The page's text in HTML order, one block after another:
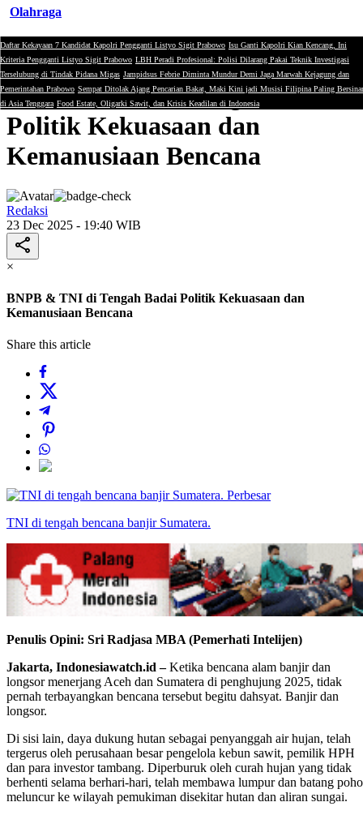
Olahraga
Daftar Kekayaan 7 Kandidat Kapolri Pengganti Listyo Sigit Prabowo Isu Ganti Kapolri Kian Kencang, Ini
Kriteria Pengganti Listyo Sigit Prabowo LBH Peradi Profesional: Polisi Dilarang Pakai Teknik Investigasi
Terselubung di Tindak Pidana Migas Jampidsus Febrie Diminta Mundur Demi Jaga Marwah Kejagung dan
Pemerintahan Prabowo Sempat Ditolak Ajang Pencarian Bakat, Maki Kini jadi Musisi Filipina Paling Bersinar
di Asia Tenggara Food Estate, Oligarki Sawit, dan Krisis Keadilan di Indonesia
Opini
BNPB & TNI di Tengah Badai
Politik Kekuasaan dan
Kemanusiaan Bencana
Redaksi
23 Dec 2025 - 19:40 WIB
×
BNPB & TNI di Tengah Badai Politik Kekuasaan dan
Kemanusiaan Bencana
Share this article
Perbesar
TNI di tengah bencana banjir Sumatera.
Penulis Opini: Sri Radjasa MBA (Pemerhati Intelijen)
Jakarta, Indonesiawatch.id –Ketika bencana alam banjir dan
longsor menerjang Aceh dan Sumatera di penghujung 2025, tidak
pernah terbayangkan bencana tersebut begitu dahsyat. Banjir dan
longsor.
Di sisi lain, daya dukung hutan sebagai penyanggah air hujan, telah
tergerus oleh perusahaan besar pengelola kebun sawit, pemilik HPH
dan para investor tambang. Diperburuk oleh curah hujan yang tidak
berhenti selama berhari-hari, telah membawa lumpur dan batang
meluncur ke wilayah pemukiman disekitar hutan dan aliran sungai.